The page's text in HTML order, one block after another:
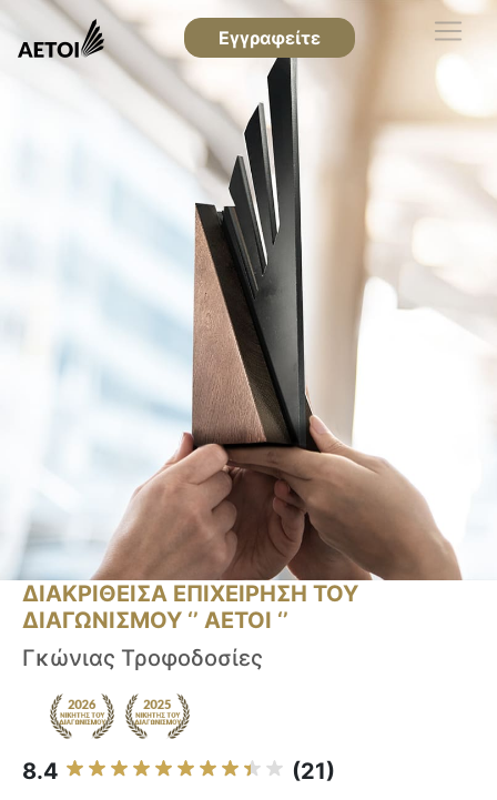
Εγγραφείτε
ΔΙΑΚΡΙΘΕΙΣΑ ΕΠΙΧΕΙΡΗΣΗ ΤΟΥ
ΔΙΑΓΩΝΙΣΜΟΥ ‘’ ΑΕΤΟΙ ‘’
Γκώνιας Τροφοδοσίες
8.4 (21)